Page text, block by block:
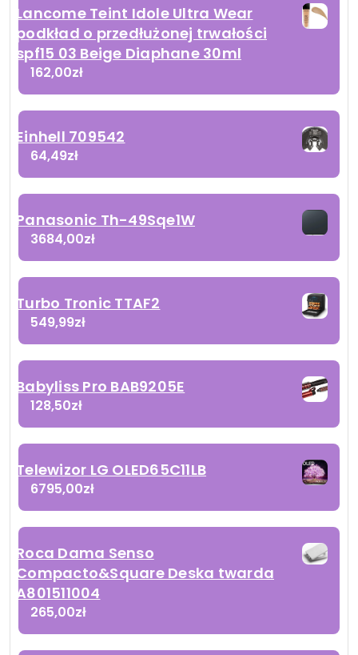
Lancome Teint Idole Ultra Wear
podkład o przedłużonej trwałości
spf15 03 Beige Diaphane 30ml
162,00zł
Einhell 709542
64,49zł
Panasonic Th-49Sqe1W
3684,00zł
Turbo Tronic TTAF2
549,99zł
Babyliss Pro BAB9205E
128,50zł
Telewizor LG OLED65C11LB
6795,00zł
Roca Dama Senso
Compacto&Square Deska twarda
A801511004
265,00zł